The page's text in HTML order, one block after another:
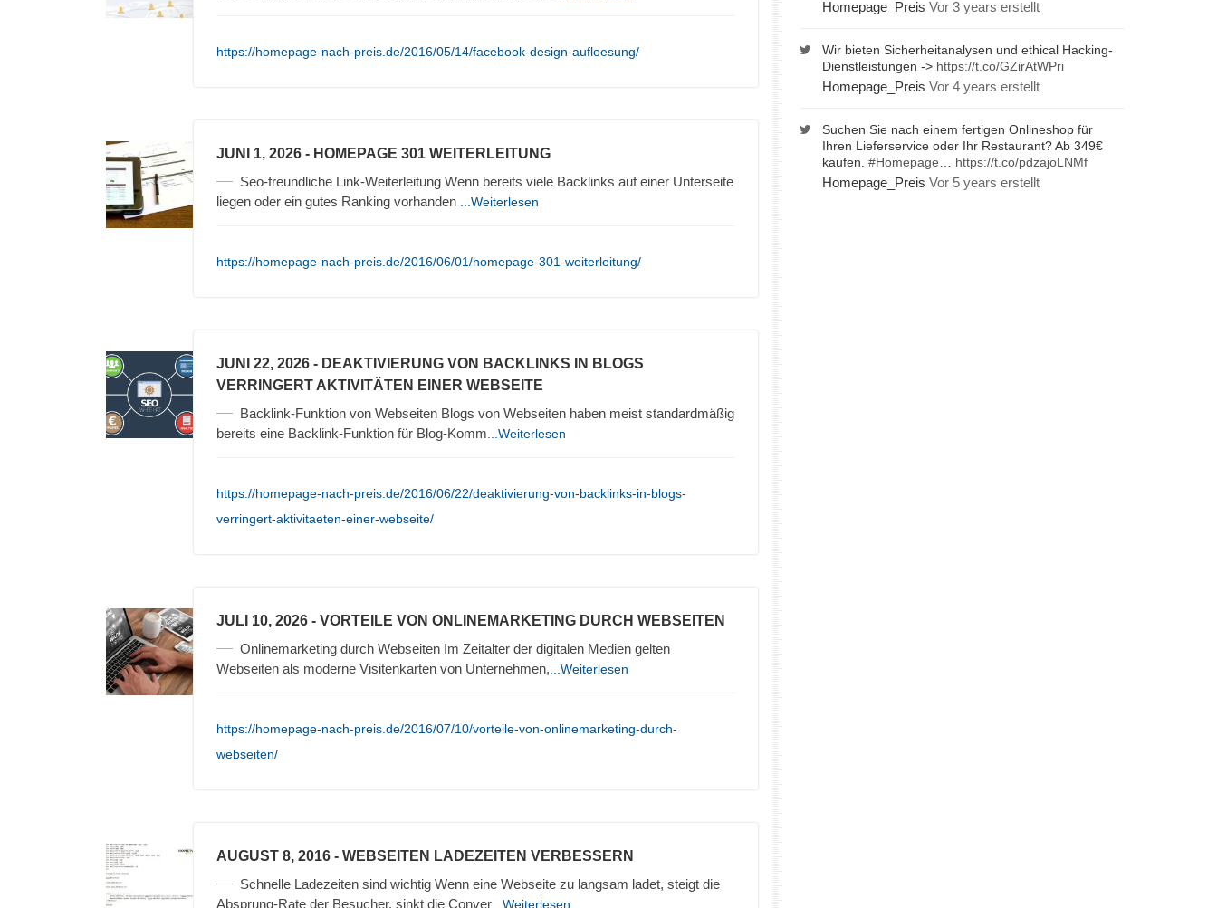
https://homepage-nach-preis.de/2016/05/14/facebook-design-aufloesung/
JUNI 1, 2026 - HOMEPAGE 301 WEITERLEITUNG
Seo-freundliche Link-Weiterleitung Wenn bereits viele Backlinks auf einer Unterseite
liegen oder ein gutes Ranking vorhanden
...Weiterlesen
https://homepage-nach-preis.de/2016/06/01/homepage-301-weiterleitung/
JUNI 22, 2026 - DEAKTIVIERUNG VON BACKLINKS IN BLOGS
VERRINGERT AKTIVITÄTEN EINER WEBSEITE
Backlink-Funktion von Webseiten Blogs von Webseiten haben meist standardmäßig
bereits eine Backlink-Funktion für Blog-Komm ...Weiterlesen
https://homepage-nach-preis.de/2016/06/22/deaktivierung-von-backlinks-in-blogs-
verringert-aktivitaeten-einer-webseite/
JULI 10, 2026 - VORTEILE VON ONLINEMARKETING DURCH WEBSEITEN
Onlinemarketing durch Webseiten Im Zeitalter der digitalen Medien gelten
Webseiten als moderne Visitenkarten von Unternehmen, ...Weiterlesen
https://homepage-nach-preis.de/2016/07/10/vorteile-von-onlinemarketing-durch-
webseiten/
AUGUST 8, 2016 - WEBSEITEN LADEZEITEN VERBESSERN
Schnelle Ladezeiten sind wichtig Wenn eine Webseite zu langsam ladet, steigt die
Absprung-Rate der Besucher, sinkt die Conver ...Weiterlesen
Homepage_Preis Vor 3 years erstellt
Wir bieten Sicherheitanalysen und ethical Hacking-
Dienstleistungen -> https://t.co/GZirAtWPri
Homepage_Preis Vor 4 years erstellt
Suchen Sie nach einem fertigen Onlineshop für
Ihren Lieferservice oder Ihr Restaurant? Ab 349€
kaufen. #Homepage https://t.co/pdzajoLNMf
Homepage_Preis Vor 5 years erstellt